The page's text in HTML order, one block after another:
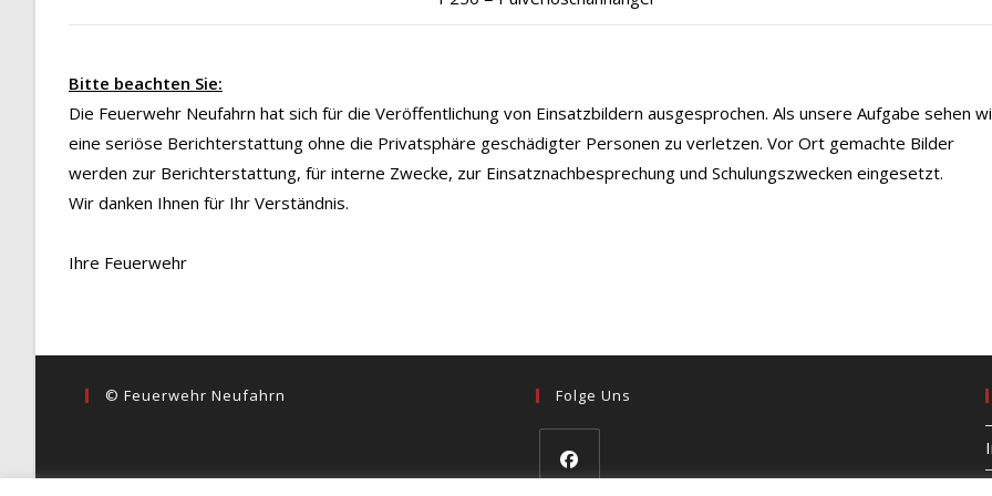
Bitte beachten Sie:
Die Feuerwehr Neufahrn hat sich für die Veröffentlichung von Einsatzbildern ausgesprochen. Als unsere Aufgabe sehen
eine seriöse Berichterstattung ohne die Privatsphäre geschädigter Personen zu verletzen. Vor Ort gemachte Bilder
werden zur Berichterstattung, für interne Zwecke, zur Einsatznachbesprechung und Schulungszwecken eingesetzt.
Wir danken Ihnen für Ihr Verständnis.
Ihre Feuerwehr
© Feuerwehr Neufahrn Folge Uns